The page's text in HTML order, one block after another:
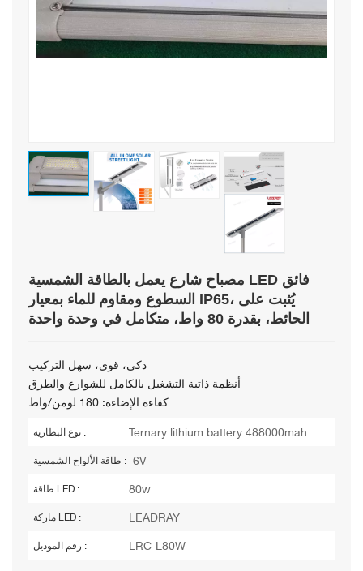
مصباح شارع يعمل بالطاقة الشمسية LED فائق
السطوع ومقاوم للماء بمعيار IP65، يُثبت على
الحائط، بقدرة 80 واط، متكامل في وحدة واحدة
ذكي، قوي، سهل التركيب
أنظمة ذاتية التشغيل بالكامل للشوارع والطرق
كفاءة الإضاءة: 180 لومن/واط
نوع البطارية : Ternary lithium battery 488000mah
طاقة الألواح الشمسية : 6V
طاقة LED : 80w
ماركة LED : LEADRAY
رقم الموديل : LRC-L80W